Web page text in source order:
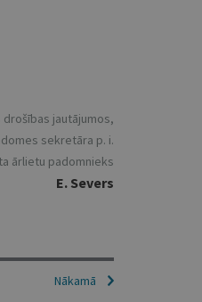
jautājumos,
sekretāra p. i.
ārlietu padomnieks
E. Severs
Nākamā